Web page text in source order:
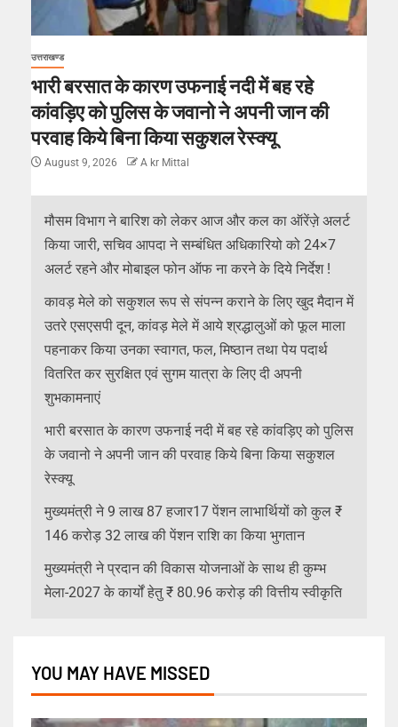
उत्तराखण्ड
भारी बरसात के कारण उफनाई नदी में बह रहे
कांवड़िए को पुलिस के जवानो ने अपनी जान की
परवाह किये बिना किया सकुशल रेस्क्यू
August 9, 2026 A kr Mittal
मौसम विभाग ने बारिश को लेकर आज और कल का ऑरेंज़े अलर्ट
किया जारी, सचिव आपदा ने सम्बंधित अधिकारियो को 24×7
अलर्ट रहने और मोबाइल फोन ऑफ ना करने के दिये निर्देश !
कावड़ मेले को सकुशल रूप से संपन्न कराने के लिए खुद मैदान में
उतरे एसएसपी दून, कांवड़ मेले में आये श्रद्धालुओं को फूल माला
पहनाकर किया उनका स्वागत, फल, मिष्ठान तथा पेय पदार्थ
वितरित कर सुरक्षित एवं सुगम यात्रा के लिए दी अपनी
शुभकामनाएं
भारी बरसात के कारण उफनाई नदी में बह रहे कांवड़िए को पुलिस
के जवानो ने अपनी जान की परवाह किये बिना किया सकुशल
रेस्क्यू
मुख्यमंत्री ने 9 लाख 87 हजार17 पेंशन लाभार्थियों को कुल ₹
146 करोड़ 32 लाख की पेंशन राशि का किया भुगतान
मुख्यमंत्री ने प्रदान की विकास योजनाओं के साथ ही कुम्भ
मेला-2027 के कार्यों हेतु ₹ 80.96 करोड़ की वित्तीय स्वीकृति
YOU MAY HAVE MISSED